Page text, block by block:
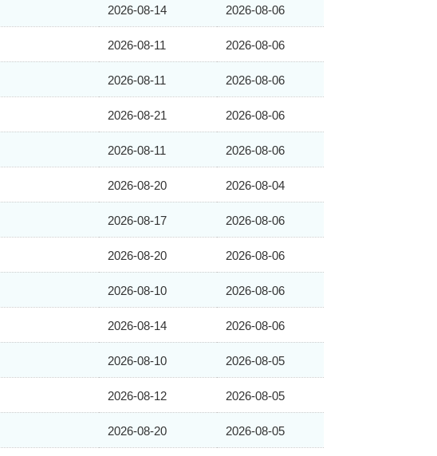
2026-08-14 2026-08-06
2026-08-11 2026-08-06
2026-08-11 2026-08-06
2026-08-21 2026-08-06
2026-08-11 2026-08-06
2026-08-20 2026-08-04
2026-08-17 2026-08-06
2026-08-20 2026-08-06
2026-08-10 2026-08-06
2026-08-14 2026-08-06
2026-08-10 2026-08-05
2026-08-12 2026-08-05
2026-08-20 2026-08-05